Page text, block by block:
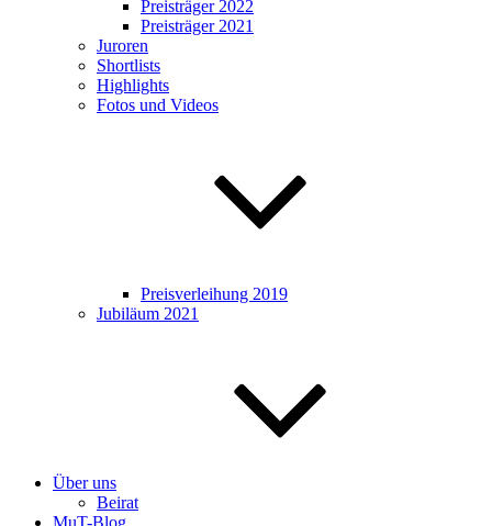
Preisträger 2022
Preisträger 2021
Juroren
Shortlists
Highlights
Fotos und Videos
Preisverleihung 2019
Jubiläum 2021
Über uns
Beirat
MuT-Blog